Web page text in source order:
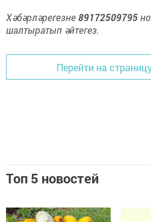
Хәбәрләрегезне89172509795
шалтыратып әйтегез.
Перейти на
Топ 5 новостей